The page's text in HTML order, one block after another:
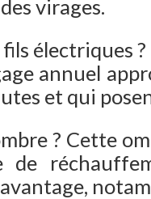
virages.
électriques
annuel
et qui
? Cette